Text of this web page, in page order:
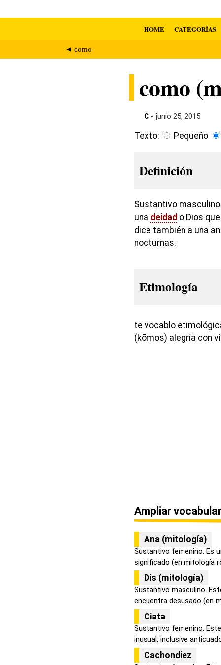
HOME CATEGORÍAS
◄ como
como
C - junio 25, 2015
Texto: Pequeño
Definición
Sustantivo
una deidad o Dios
dice también a una
nocturnas.
Etimología
te vocablo
(kōmos) alegría con
Ampliar
Ana (mitología)
Sustantivo femenino. Es
significado (en mitología
Dis (mitología)
Sustantivo masculino.
encuentra desusado (en
Ciata
Sustantivo femenino.
inusual, inclusive
Cachondiez